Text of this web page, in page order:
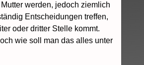
werden, jedoch ziemlich
Entscheidungen treffen,
oder dritter Stelle kommt.
wie soll man das alles unter